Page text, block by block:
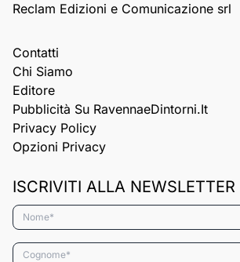
Reclam Edizioni e Comunicazione srl
Contatti
Chi Siamo
Editore
Pubblicità Su RavennaeDintorni.it
Privacy Policy
Opzioni Privacy
ISCRIVITI ALLA NEWSLETTER
Nome*
Cognome*